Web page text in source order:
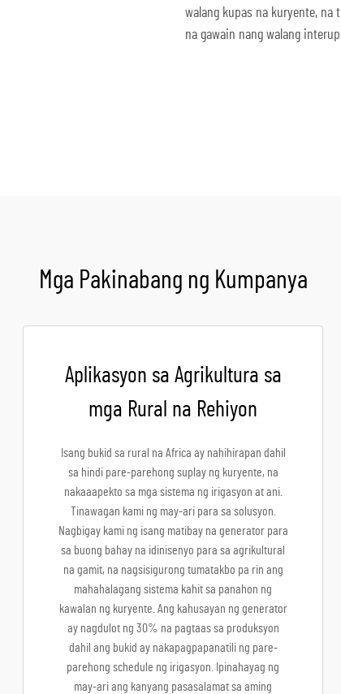
walang kupas na kuryente,
na gawain nang walang
Mga Pakinabang ng Kumpanya
Aplikasyon sa Agrikultura sa
mga Rural na Rehiyon
Isang bukid sa rural na Africa ay nahihirapan dahil
sa hindi pare-parehong suplay ng kuryente, na
nakaaapekto sa mga sistema ng irigasyon at ani.
Tinawagan kami ng may-ari para sa solusyon.
Nagbigay kami ng isang matibay na generator para
sa buong bahay na idinisenyo para sa agrikultural
na gamit, na nagsisigurong tumatakbo pa rin ang
mahahalagang sistema kahit sa panahon ng
kawalan ng kuryente. Ang kahusayan ng generator
ay nagdulot ng 30% na pagtaas sa produksyon
dahil ang bukid ay nakapagpapanatili ng pare-
parehong schedule ng irigasyon. Ipinahayag ng
may-ari ang kanyang pasasalamat sa aming